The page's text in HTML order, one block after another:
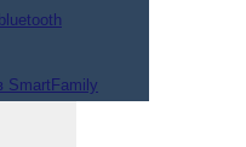
SmartFamily